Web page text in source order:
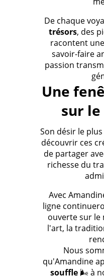
De chaque
trésors, des
racontent
savoir-faire
passion
Une
sur le
Son désir le
découvrir ces
de partager
richesse du
Avec
ligne
ouverte sur le
l'art, la
Nous
qu'Amandine
souffle🌬️ à